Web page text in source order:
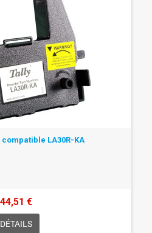
LA30R-KA
44,51 €
DÉTAILS